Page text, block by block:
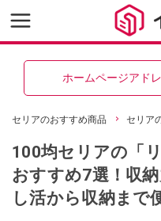
ホームページアド
セリアのおすすめ商品 セリア
100均セリアの「
おすすめ7選！収
し活から収納まで